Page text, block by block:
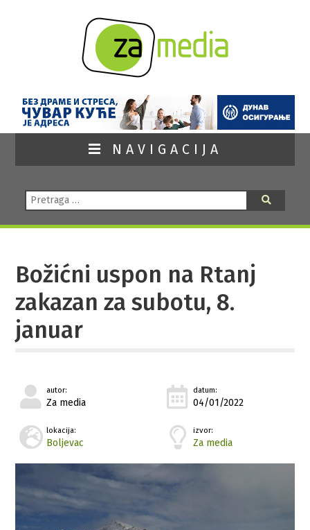
NAVIGACIJA
Pretraga:
Božićni uspon na Rtanj
zakazan za subotu, 8.
januar
autor:
Za media
datum:
04/01/2022
lokacija:
Boljevac
izvor:
Za media